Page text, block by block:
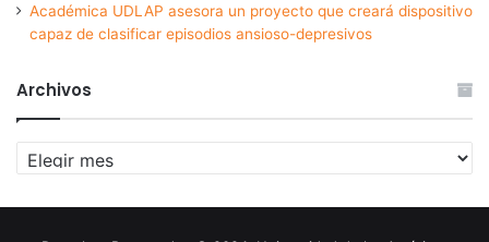
Académica UDLAP asesora un proyecto que creará dispositivo
capaz de clasificar episodios ansioso-depresivos
Archivos
Archivos